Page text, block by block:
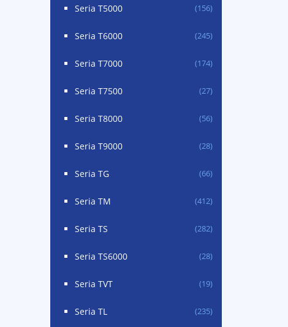
Seria T5000 (156)
Seria T6000 (245)
Seria T7000 (174)
Seria T7500 (27)
Seria T8000 (56)
Seria T9000 (28)
Seria TG (66)
Seria TM (412)
Seria TS (282)
Seria TS6000 (28)
Seria TVT (19)
Seria TL (235)